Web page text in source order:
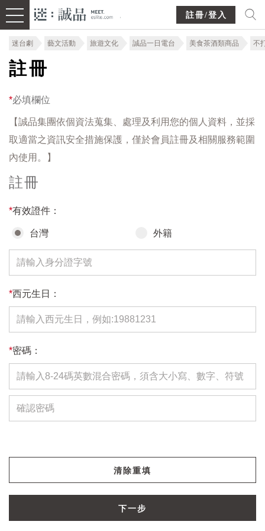
註冊/登入
迷台劇 藝文活動 旅遊文化 誠品一日電台 美食茶酒類商品 不
註冊
*必填欄位
【誠品集團依個資法蒐集、處理及利用您的個人資料，並採
取適當之資訊安全措施保護，僅於會員註冊及相關服務範圍
內使用。】
註冊
*有效證件：
台灣 外籍
*西元生日：
*密碼：